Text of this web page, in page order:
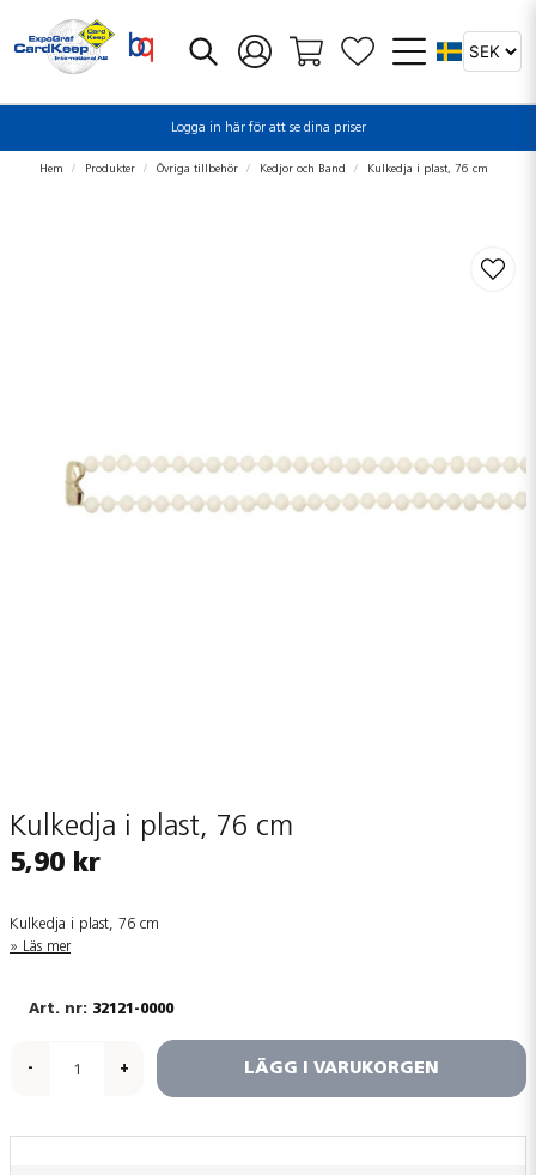
Logga in här för att se dina priser
Hem Produkter Övriga tillbehör Kedjor och Band Kulkedja i plast, 76 cm
Kulkedja i plast, 76 cm
5,90 kr
Kulkedja i plast, 76 cm
Läs mer
32121-0000
- + LÄGG I VARUKORGEN